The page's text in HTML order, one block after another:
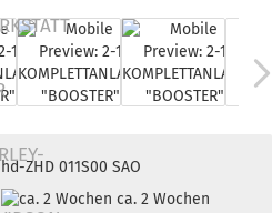
hd-ZHD 011S00 SAO
ca. 2 Wochen